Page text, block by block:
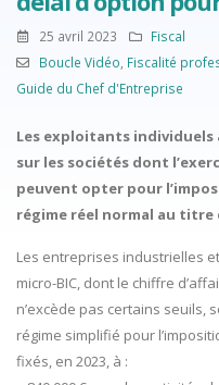
25 avril 2023
Fiscal
Boucle Vidéo Fiscalité
Guide du Chef d'Entreprise
Les exploitants individuels
sur les sociétés dont
peuvent opter pour
régime réel normal au titre
Les entreprises industrielles
micro-BIC, dont le chiffre
n’excède pas certains seuils,
régime simplifié pour
fixés, en 2023, à :